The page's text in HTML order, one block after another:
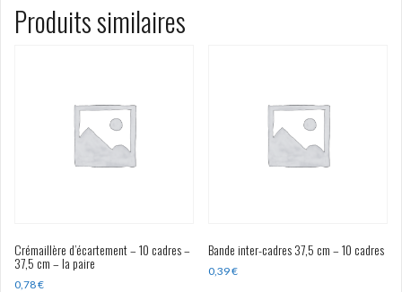
Produits similaires
Crémaillère d’écartement – 10 cadres –
37,5 cm – la paire
0,78€
Bande inter-cadres 37,5 cm – 10 cadres
0,39€